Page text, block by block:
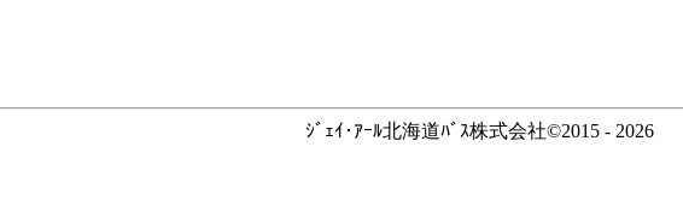
ｼﾞｪｲ･ｱｰﾙ北海道ﾊﾞｽ株式会社©2015 - 2026